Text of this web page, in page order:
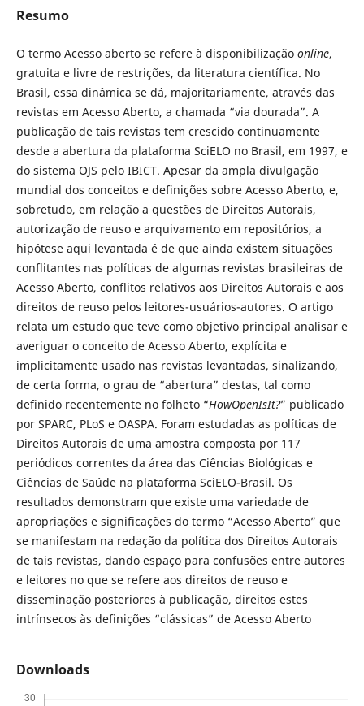
Resumo
O termo Acesso aberto se refere à disponibilização online,
gratuita e livre de restrições, da literatura científica. No
Brasil, essa dinâmica se dá, majoritariamente, através das
revistas em Acesso Aberto, a chamada “via dourada”. A
publicação de tais revistas tem crescido continuamente
desde a abertura da plataforma SciELO no Brasil, em 1997, e
do sistema OJS pelo IBICT. Apesar da ampla divulgação
mundial dos conceitos e definições sobre Acesso Aberto, e,
sobretudo, em relação a questões de Direitos Autorais,
autorização de reuso e arquivamento em repositórios, a
hipótese aqui levantada é de que ainda existem situações
conflitantes nas políticas de algumas revistas brasileiras de
Acesso Aberto, conflitos relativos aos Direitos Autorais e aos
direitos de reuso pelos leitores-usuários-autores. O artigo
relata um estudo que teve como objetivo principal analisar e
averiguar o conceito de Acesso Aberto, explícita e
implicitamente usado nas revistas levantadas, sinalizando,
de certa forma, o grau de “abertura” destas, tal como
definido recentemente no folheto “HowOpenIsIt?” publicado
por SPARC, PLoS e OASPA. Foram estudadas as políticas de
Direitos Autorais de uma amostra composta por 117
periódicos correntes da área das Ciências Biológicas e
Ciências de Saúde na plataforma SciELO-Brasil. Os
resultados demonstram que existe uma variedade de
apropriações e significações do termo “Acesso Aberto” que
se manifestam na redação da política dos Direitos Autorais
de tais revistas, dando espaço para confusões entre autores
e leitores no que se refere aos direitos de reuso e
disseminação posteriores à publicação, direitos estes
intrínsecos às definições “clássicas” de Acesso Aberto
Downloads